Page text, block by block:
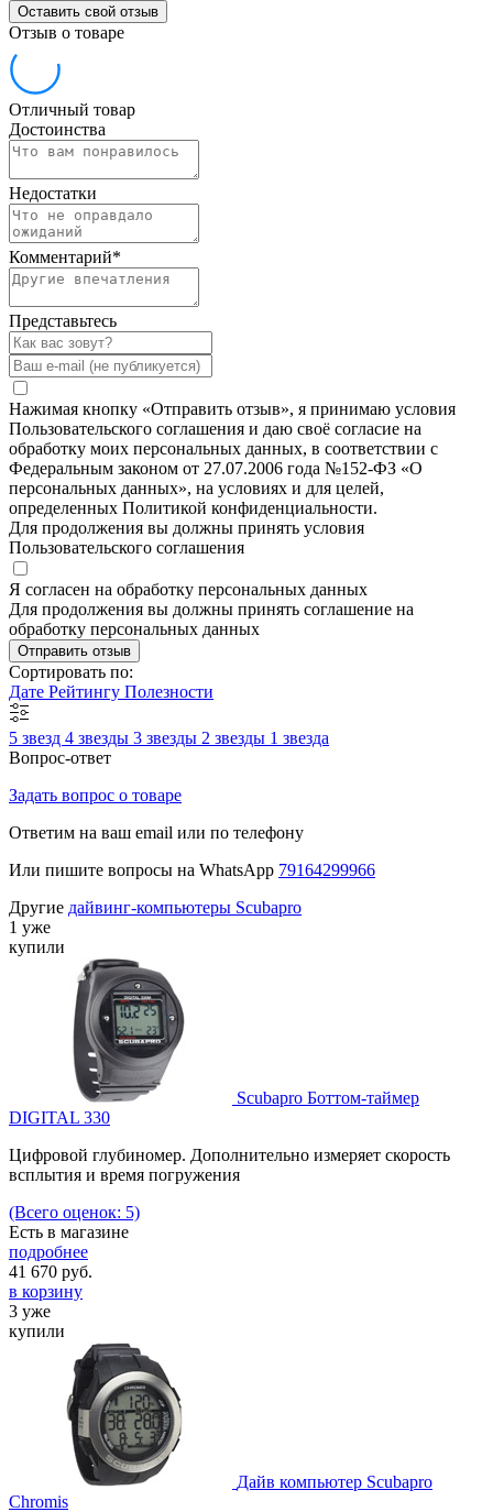
Оставить свой отзыв
Отзыв о товаре
Отличный товар
Достоинства
Недостатки
Комментарий*
Представьтесь
Нажимая кнопку «Отправить отзыв», я принимаю условия
Пользовательского соглашения и даю своё согласие на
обработку моих персональных данных, в соответствии с
Федеральным законом от 27.07.2006 года №152-ФЗ «О
персональных данных», на условиях и для целей,
определенных Политикой конфиденциальности.
Для продолжения вы должны принять условия
Пользовательского соглашения
Я согласен на обработку персональных данных
Для продолжения вы должны принять соглашение на
обработку персональных данных
Отправить отзыв
Сортировать по:
Дате Рейтингу Полезности
5 звезд 4 звезды 3 звезды 2 звезды 1 звезда
Вопрос-ответ
Задать вопрос о товаре
Ответим на ваш email или по телефону
Или пишите вопросы на WhatsApp 79164299966
Другие дайвинг-компьютеры Scubapro
1 уже
купили
Scubapro Боттом-таймер
DIGITAL 330
Цифровой глубиномер. Дополнительно измеряет скорость
всплытия и время погружения
(Всего оценок: 5)
Есть в магазине
подробнее
41 670 руб.
в корзину
3 уже
купили
Дайв компьютер Scubapro
Chromis